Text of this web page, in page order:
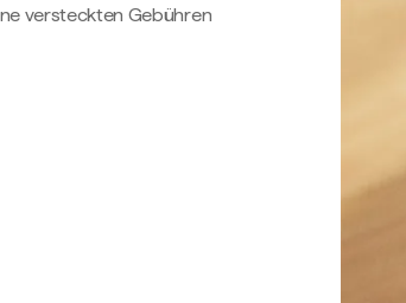
versteckten Gebühren